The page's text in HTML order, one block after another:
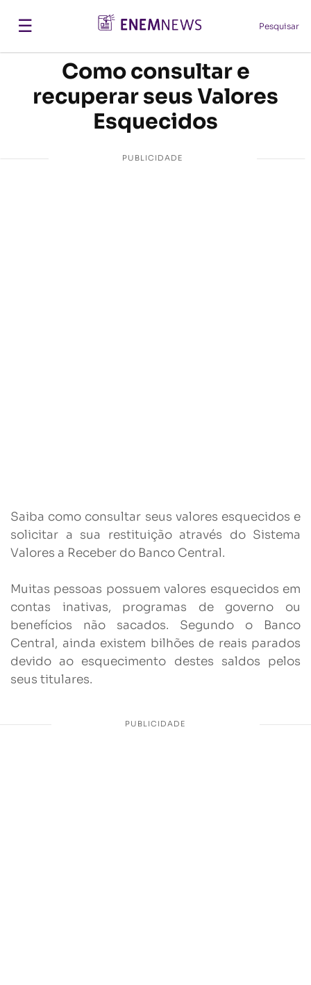
☰ Pesquisar
Como consultar e
recuperar seus Valores
Esquecidos
Saiba como consultar seus valores esquecidos e
solicitar a sua restituição através do Sistema
Valores a Receber do Banco Central.
Muitas pessoas possuem valores esquecidos em
contas inativas, programas de governo ou
benefícios não sacados. Segundo o Banco
Central, ainda existem bilhões de reais parados
devido ao esquecimento destes saldos pelos
seus titulares.